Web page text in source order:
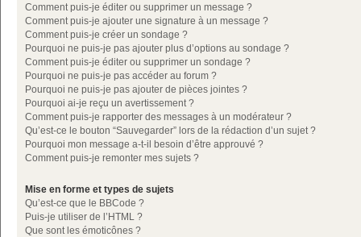
Comment puis-je éditer ou supprimer un message ?
Comment puis-je ajouter une signature à un message ?
Comment puis-je créer un sondage ?
Pourquoi ne puis-je pas ajouter plus d’options au sondage ?
Comment puis-je éditer ou supprimer un sondage ?
Pourquoi ne puis-je pas accéder au forum ?
Pourquoi ne puis-je pas ajouter de pièces jointes ?
Pourquoi ai-je reçu un avertissement ?
Comment puis-je rapporter des messages à un modérateur ?
Qu’est-ce le bouton “Sauvegarder” lors de la rédaction d’un sujet ?
Pourquoi mon message a-t-il besoin d’être approuvé ?
Comment puis-je remonter mes sujets ?
Mise en forme et types de sujets
Qu’est-ce que le BBCode ?
Puis-je utiliser de l’HTML ?
Que sont les émoticônes ?